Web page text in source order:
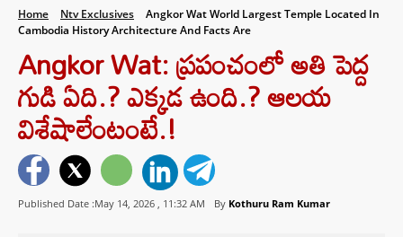
Home Ntv Exclusives
Angkor Wat World Largest Temple Located In
Cambodia History Architecture And Facts Are
Angkor Wat: ప్రపంచంలో అతి పెద్ద
గుడి ఏది.? ఎక్కడ ఉంది.? ఆలయ
విశేషాలేంటంటే.!
Published Date :May 14, 2026 , 11:32 AM By Kothuru Ram Kumar